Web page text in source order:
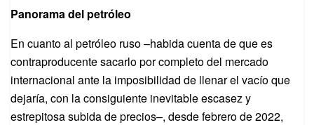
Panorama del petróleo
En cuanto al petróleo ruso –habida cuenta de que es
contraproducente sacarlo por completo del mercado
internacional ante la imposibilidad de llenar el vacío que
dejaría, con la consiguiente inevitable escasez y
estrepitosa subida de precios–, desde febrero de 2022,